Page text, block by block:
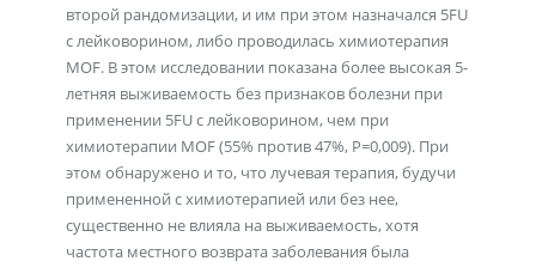
второй рандомизации, и им при этом назначался 5FU
с лейковорином, либо проводилась химиотерапия
MOF. В этом исследовании показана более высокая 5-
летняя выживаемость без признаков болезни при
применении 5FU с лейковорином, чем при
химиотерапии MOF (55% против 47%, Р=0,009). При
этом обнаружено и то, что лучевая терапия, будучи
примененной с химиотерапией или без нее,
существенно не влияла на выживаемость, хотя
частота местного возврата заболевания была